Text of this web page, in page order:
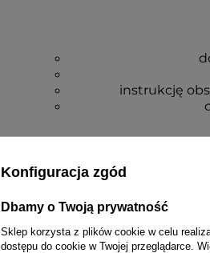
instrukcję
Konfiguracja zgód
Dbamy o Twoją prywatność
Sklep korzysta z plików cookie w celu
dostępu do cookie w Twojej przeglądarce.